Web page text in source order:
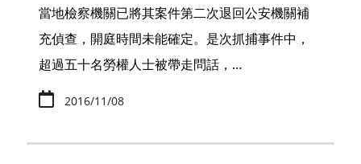
當地檢察機關已將其案件第二次退回公安機關補
充偵查，開庭時間未能確定。是次抓捕事件中，
超過五十名勞權人士被帶走問話，…
2016/11/08